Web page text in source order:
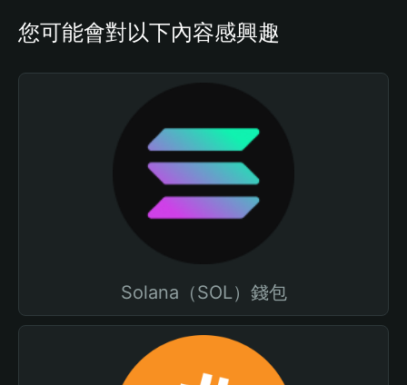
您可能會對以下內容感興趣
Solana（SOL）錢包